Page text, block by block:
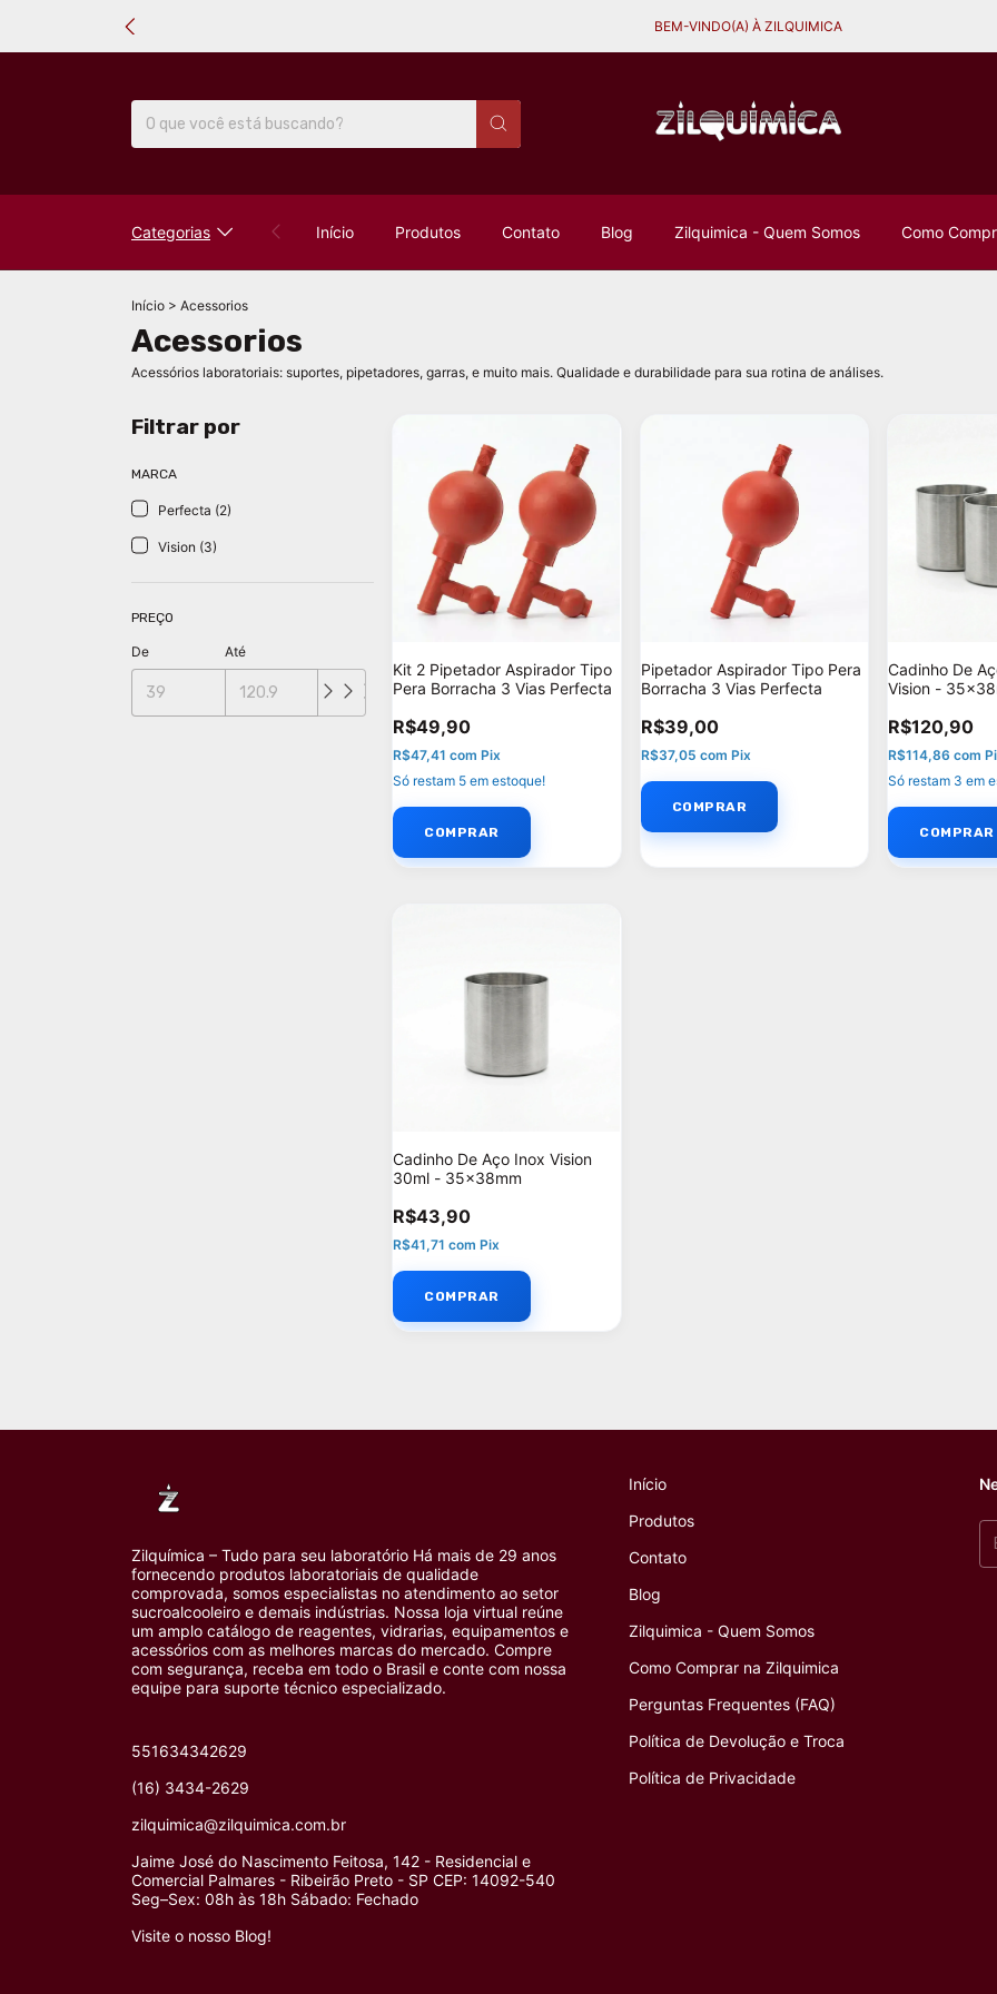
BEM-VINDO(A) À ZILQUIMICA
Categorias Início Produtos Contato Blog Zilquimica - Quem Somos Como
Início > Acessorios
Acessorios
Acessórios laboratoriais: suportes, pipetadores, garras, e muito mais. Qualidade e durabilidade para sua rotina de análises.
Filtrar por
MARCA
Perfecta (2)
Vision (3)
PREÇO
De Até
Kit 2 Pipetador Aspirador Tipo
Pera Borracha 3 Vias Perfecta
R$49,90
R$47,41com Pix
Só restam 5 em estoque!
Pipetador Aspirador Tipo Pera
Borracha 3 Vias Perfecta
R$39,00
R$37,05 com Pix
Cadinho De
Vision -
R$120,90
R$114,86com
Só restam 3 em
Cadinho De Aço Inox Vision
30ml - 35x38mm
R$43,90
R$41,71com Pix
Zilquímica – Tudo para seu laboratório Há mais de 29 anos
fornecendo produtos laboratoriais de qualidade
comprovada, somos especialistas no atendimento ao setor
sucroalcooleiro e demais indústrias. Nossa loja virtual reúne
um amplo catálogo de reagentes, vidrarias, equipamentos e
acessórios com as melhores marcas do mercado. Compre
com segurança, receba em todo o Brasil e conte com nossa
equipe para suporte técnico especializado.
551634342629
(16) 3434-2629
zilquimica@zilquimica.com.br
Jaime José do Nascimento Feitosa, 142 - Residencial e
Comercial Palmares - Ribeirão Preto - SP CEP: 14092-540
Seg–Sex: 08h às 18h Sábado: Fechado
Visite o nosso Blog!
Início
Produtos
Contato
Blog
Zilquimica - Quem Somos
Como Comprar na Zilquimica
Perguntas Frequentes (FAQ)
Política de Devolução e Troca
Política de Privacidade